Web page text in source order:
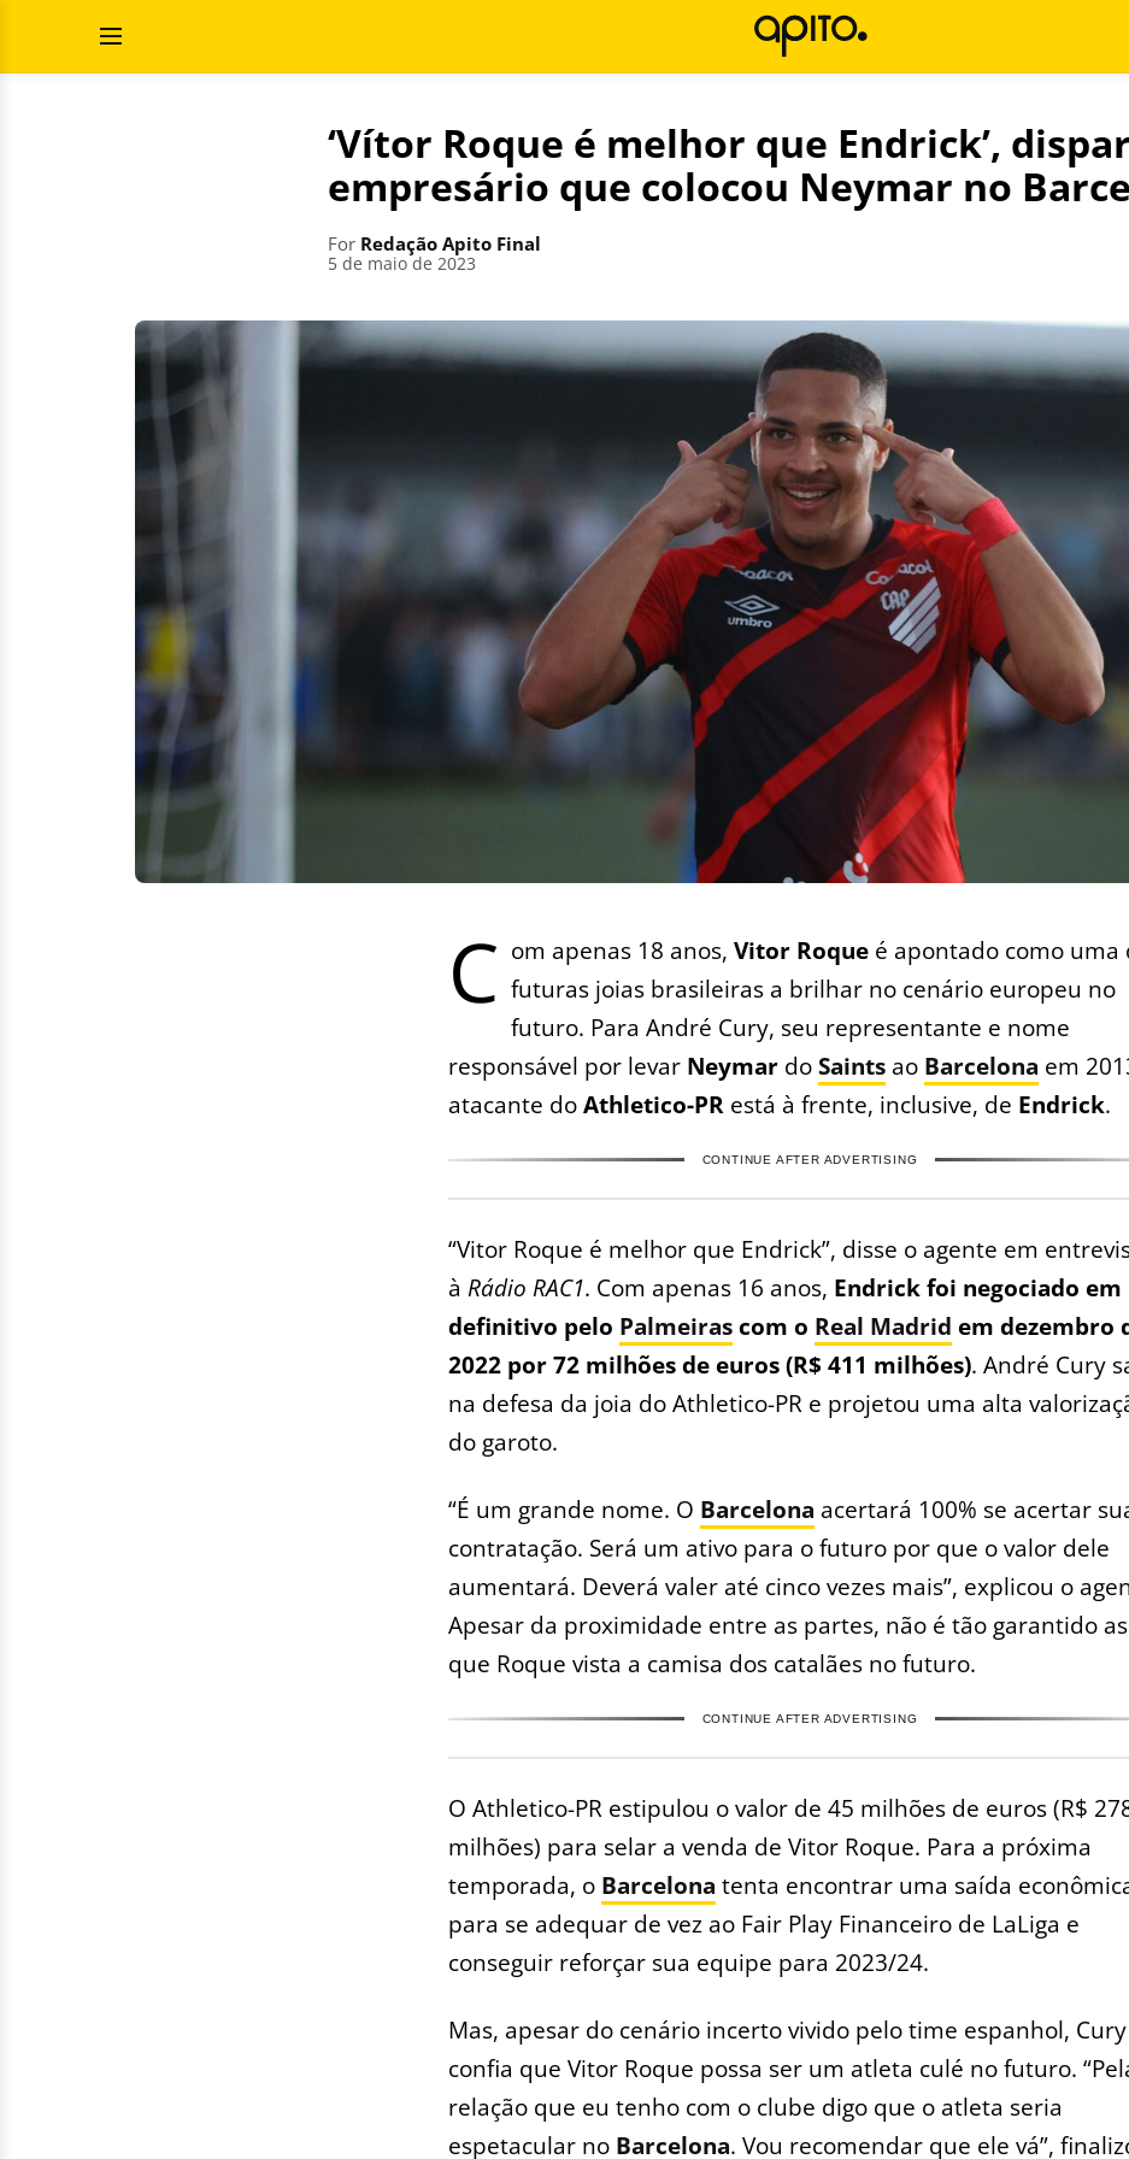
Open
Menu
‘Vítor Roque é melhor que Endrick’,
empresário que colocou Neymar no
For Redação Apito Final
5 de maio de 2023
C om apenas 18 anos,Vitor Roque é apontado como uma
futuras joias brasileiras a brilhar no cenário europeu no
futuro. Para André Cury, seu representante e nome
responsável por levar Neymar doSaints ao Barcelona em
atacante doAthletico-PR está à frente, inclusive, de Endrick.
CONTINUE AFTER ADVERTISING
“Vitor Roque é melhor que Endrick”, disse o agente em
à Rádio RAC1. Com apenas 16 anos, Endrick foi negociado em
definitivo pelo Palmeirascom o Real Madrid em dezembro
2022 por 72 milhões de euros (R$ 411 milhões). André Cury
na defesa da joia do Athletico-PR e projetou uma alta
do garoto.
“É um grande nome. O Barcelona acertará 100% se acertar
contratação. Será um ativo para o futuro por que o valor dele
aumentará. Deverá valer até cinco vezes mais”, explicou o
Apesar da proximidade entre as partes, não é tão garantido
que Roque vista a camisa dos catalães no futuro.
CONTINUE AFTER ADVERTISING
O Athletico-PR estipulou o valor de 45 milhões de euros (R$
milhões) para selar a venda de Vitor Roque. Para a próxima
temporada, o Barcelona tenta encontrar uma saída
para se adequar de vez ao Fair Play Financeiro de LaLiga e
conseguir reforçar sua equipe para 2023/24.
Mas, apesar do cenário incerto vivido pelo time espanhol, Cury
confia que Vitor Roque possa ser um atleta culé no futuro.
relação que eu tenho com o clube digo que o atleta seria
espetacular no Barcelona. Vou recomendar que ele vá”,